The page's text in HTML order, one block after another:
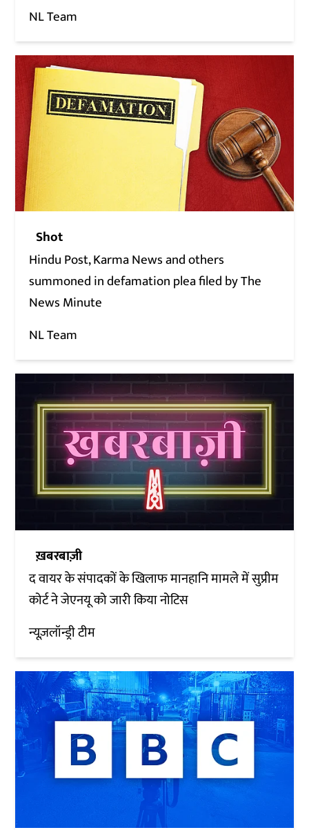
NL Team
Shot
Hindu Post, Karma News and others
summoned in defamation plea filed by The
News Minute
NL Team
ख़बरबाज़ी
द वायर के संपादकों के खिलाफ मानहानि मामले में सुप्रीम
कोर्ट ने जेएनयू को जारी किया नोटिस
न्यूज़लॉन्ड्री टीम